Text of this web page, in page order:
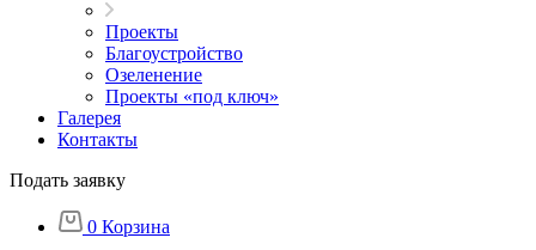
Проекты
Благоустройство
Озеленение
Проекты «под ключ»
Галерея
Контакты
Подать заявку
0 Корзина